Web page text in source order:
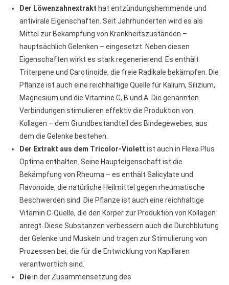
Der Löwenzahnextrakt hat entzündungshemmende und
antivirale Eigenschaften. Seit Jahrhunderten wird es als
Mittel zur Bekämpfung von Krankheitszuständen –
hauptsächlich Gelenken – eingesetzt. Neben diesen
Eigenschaften wirkt es stark regenerierend. Es enthält
Triterpene und Carotinoide, die freie Radikale bekämpfen. Die
Pflanze ist auch eine reichhaltige Quelle für Kalium, Silizium,
Magnesium und die Vitamine C, B und A. Die genannten
Verbindungen stimulieren effektiv die Produktion von
Kollagen – dem Grundbestandteil des Bindegewebes, aus
dem die Gelenke bestehen.
Der Extrakt aus dem Tricolor-Violett ist auch in Flexa Plus
Optima enthalten. Seine Haupteigenschaft ist die
Bekämpfung von Rheuma – es enthält Salicylate und
Flavonoide, die natürliche Heilmittel gegen rheumatische
Beschwerden sind. Die Pflanze ist auch eine reichhaltige
Vitamin C-Quelle, die den Körper zur Produktion von Kollagen
anregt. Diese Substanzen verbessern auch die Durchblutung
der Gelenke und Muskeln und tragen zur Stimulierung von
Prozessen bei, die für die Entwicklung von Kapillaren
verantwortlich sind.
Diein der Zusammensetzung des